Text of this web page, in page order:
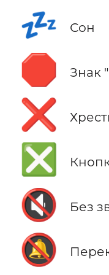
💤 Сон
🛑 Знак
❌
❎
🔇 Без
🔕